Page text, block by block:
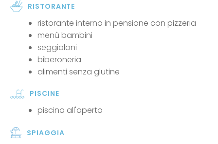
RISTORANTE
ristorante interno in pensione con pizzeria
menù bambini
seggioloni
biberoneria
alimenti senza glutine
PISCINE
piscina all'aperto
SPIAGGIA